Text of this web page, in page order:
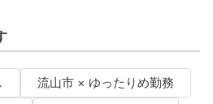
流山市 × ゆったりめ勤務